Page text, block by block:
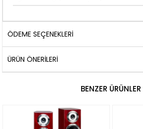
ÖDEME SEÇENEKLERI
ÜRÜN ÖNERILERI
BENZER ÜRÜNLER